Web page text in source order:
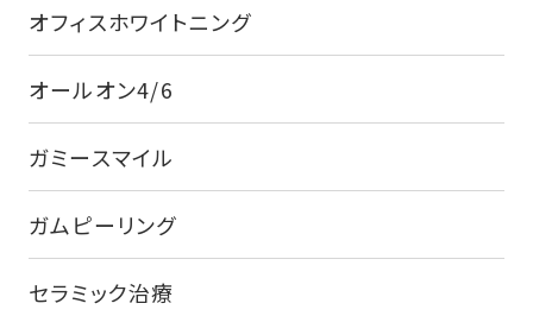
オフィスホワイトニング
オールオン4/6
ガミースマイル
ガムピーリング
セラミック治療